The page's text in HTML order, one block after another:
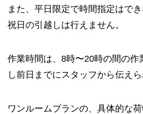
また、平日限定で時間指定はで
祝日の引越しは行えません。
作業時間は、8時〜20時の間の作
し前日までにスタッフから伝えら
ワンルームプランの、具体的な